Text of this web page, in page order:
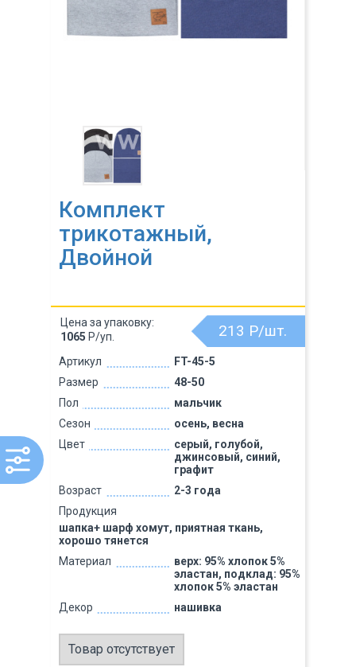
Комплект
трикотажный,
Двойной
Артикул
FT-45-5
Размер
48-50
Пол
мальчик
Сезон
осень, весна
Цвет
серый, голубой,
джинсовый, синий,
графит
Возраст
2-3 года
Продукция
шапка+ шарф хомут, приятная ткань,
хорошо тянется
Материал
верх: 95% хлопок 5%
эластан, подклад: 95%
хлопок 5% эластан
Декор
нашивка
213 Р/шт.
Цена за упаковку:
1065 Р/уп.
Товар отсутствует